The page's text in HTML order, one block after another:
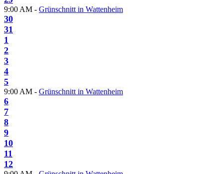
9:00 AM - Grünschnitt in Wattenheim
30
31
1
2
3
4
5
9:00 AM - Grünschnitt in Wattenheim
6
7
8
9
10
11
12